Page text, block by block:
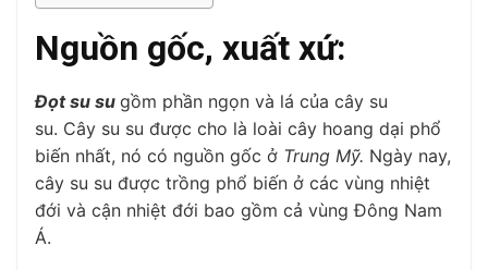
Nguồn gốc, xuất xứ:
Đọt su su gồm phần ngọn và lá của cây su
su. Cây su su được cho là loài cây hoang dại phổ
biến nhất, nó có nguồn gốc ở Trung Mỹ. Ngày nay,
cây su su được trồng phổ biến ở các vùng nhiệt
đới và cận nhiệt đới bao gồm cả vùng Đông Nam
Á.